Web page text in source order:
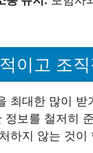
이고 조
최대한 많이
정보를 철저히
하지 않는 것이